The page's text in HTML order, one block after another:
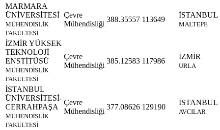
MARMARA
ÜNİVERSİTESİ
MÜHENDİSLİK
FAKÜLTESİ
Çevre
Mühendisliği
388.35557 113649
İSTANBUL
MALTEPE
İZMİR YÜKSEK
TEKNOLOJİ
ENSTİTÜSÜ
MÜHENDİSLİK
FAKÜLTESİ
Çevre
Mühendisliği
385.12583 117986
İZMİR
URLA
İSTANBUL
ÜNİVERSİTESİ-
CERRAHPAŞA
MÜHENDİSLİK
FAKÜLTESİ
Çevre
Mühendisliği
377.08626 129190
İSTANBUL
AVCILAR